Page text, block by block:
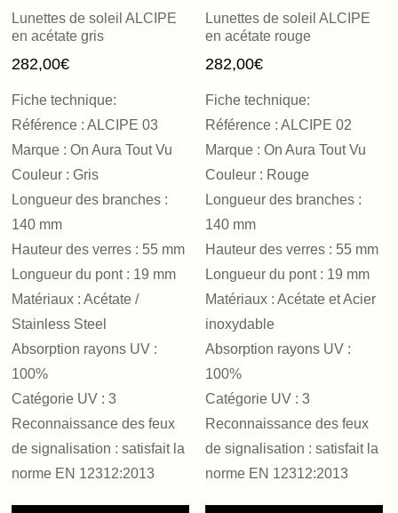
Lunettes de soleil ALCIPE
en acétate gris
282,00€
Fiche technique:
Référence : ALCIPE 03
Marque : On Aura Tout Vu
Couleur : Gris
Longueur des branches :
140 mm
Hauteur des verres : 55 mm
Longueur du pont : 19 mm
Matériaux : Acétate /
Stainless Steel
Absorption rayons UV :
100%
Catégorie UV : 3
Reconnaissance des feux
de signalisation : satisfait la
norme EN 12312:2013
Lunettes de soleil ALCIPE
en acétate rouge
282,00€
Fiche technique:
Référence : ALCIPE 02
Marque : On Aura Tout Vu
Couleur : Rouge
Longueur des branches :
140 mm
Hauteur des verres : 55 mm
Longueur du pont : 19 mm
Matériaux : Acétate et Acier
inoxydable
Absorption rayons UV :
100%
Catégorie UV : 3
Reconnaissance des feux
de signalisation : satisfait la
norme EN 12312:2013